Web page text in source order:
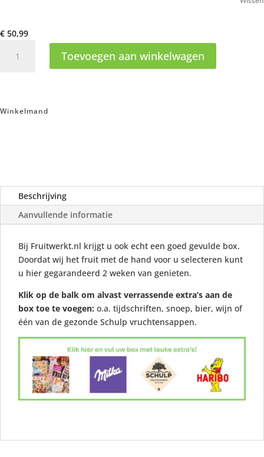
€ 50,99
Toevoegen aan winkelwagen
Winkelmand
Beschrijving
Aanvullende informatie
Bij Fruitwerkt.nl krijgt u ook echt een goed gevulde box.
Doordat wij het fruit met de hand voor u selecteren kunt
u hier gegarandeerd 2 weken van genieten.
Klik op de balk om alvast verrassende extra’s aan de
box toe te voegen: o.a. tijdschriften, snoep, bier, wijn of
één van de gezonde Schulp vruchtensappen.